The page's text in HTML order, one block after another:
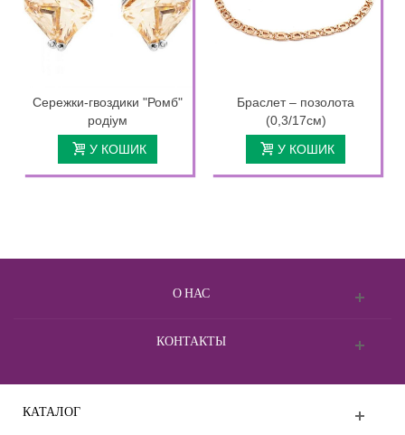
Сережки-гвоздики "Ромб"
родіум
У КОШИК
Браслет – позолота
(0,3/17см)
У КОШИК
О НАС
КОНТАКТЫ
КАТАЛОГ